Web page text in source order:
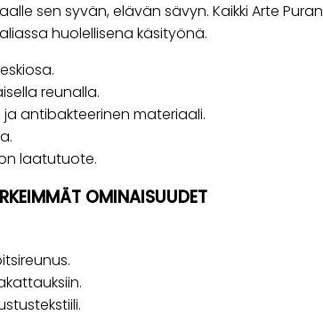
sen syvän, elävän sävyn. Kaikki Arte Puran
huolellisena käsityönä.
reunalla.
antibakteerinen materiaali.
laatutuote.
OMINAISUUDET